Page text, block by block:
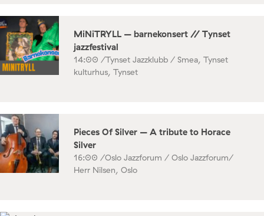
MiNiTRYLL – barnekonsert // Tynset
jazzfestival
14:00 /Tynset Jazzklubb / Smea, Tynset
kulturhus, Tynset
Pieces Of Silver – A tribute to Horace
Silver
16:00 /Oslo Jazzforum / Oslo Jazzforum/
Herr Nilsen, Oslo